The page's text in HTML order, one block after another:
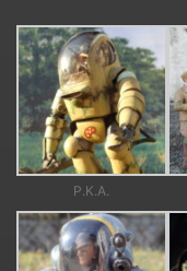
P.K.A.